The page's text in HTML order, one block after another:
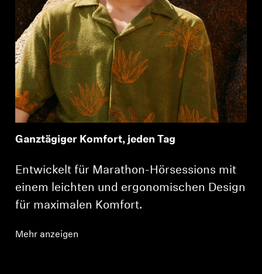
Ganztägiger Komfort, jeden Tag
Entwickelt für Marathon-Hörsessions mit
einem leichten und ergonomischen Design
für maximalen Komfort.
Mehr anzeigen